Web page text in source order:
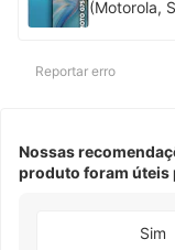
(Motorola,
Reportar erro
Nossas
produto foram úteis
Sim